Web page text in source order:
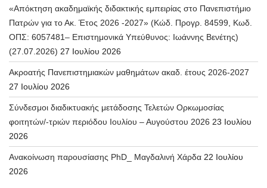
«Απόκτηση ακαδημαϊκής διδακτικής εμπειρίας στο Πανεπιστήμιο
Πατρών για το Ακ. Έτος 2026 -2027» (Κώδ. Προγρ. 84599, Κωδ.
ΟΠΣ: 6057481– Επιστημονικά Υπεύθυνος: Ιωάννης Βενέτης)
(27.07.2026) 27 Ιουλίου 2026
Ακροατής Πανεπιστημιακών μαθημάτων ακαδ. έτους 2026-2027
27 Ιουλίου 2026
Σύνδεσμοι διαδικτυακής μετάδοσης Τελετών Ορκωμοσίας
φοιτητών/-τριών περιόδου Ιουλίου – Αυγούστου 2026 23 Ιουλίου
2026
Ανακοίνωση παρουσίασης PhD_ Μαγδαλινή Χάρδα 22 Ιουλίου
2026